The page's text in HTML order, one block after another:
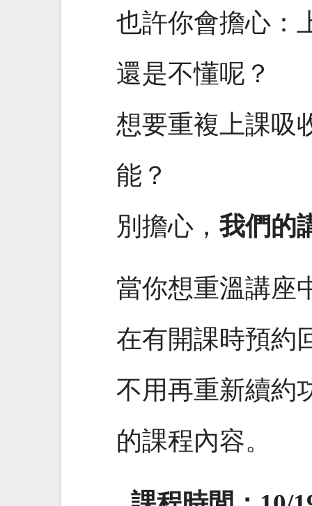
也許你會擔心：
還是不懂呢？
想要重複上課吸
能？
別擔心， 我們的
當你想重溫講座
在有開課時預約
不用再重新續約
的課程內容。